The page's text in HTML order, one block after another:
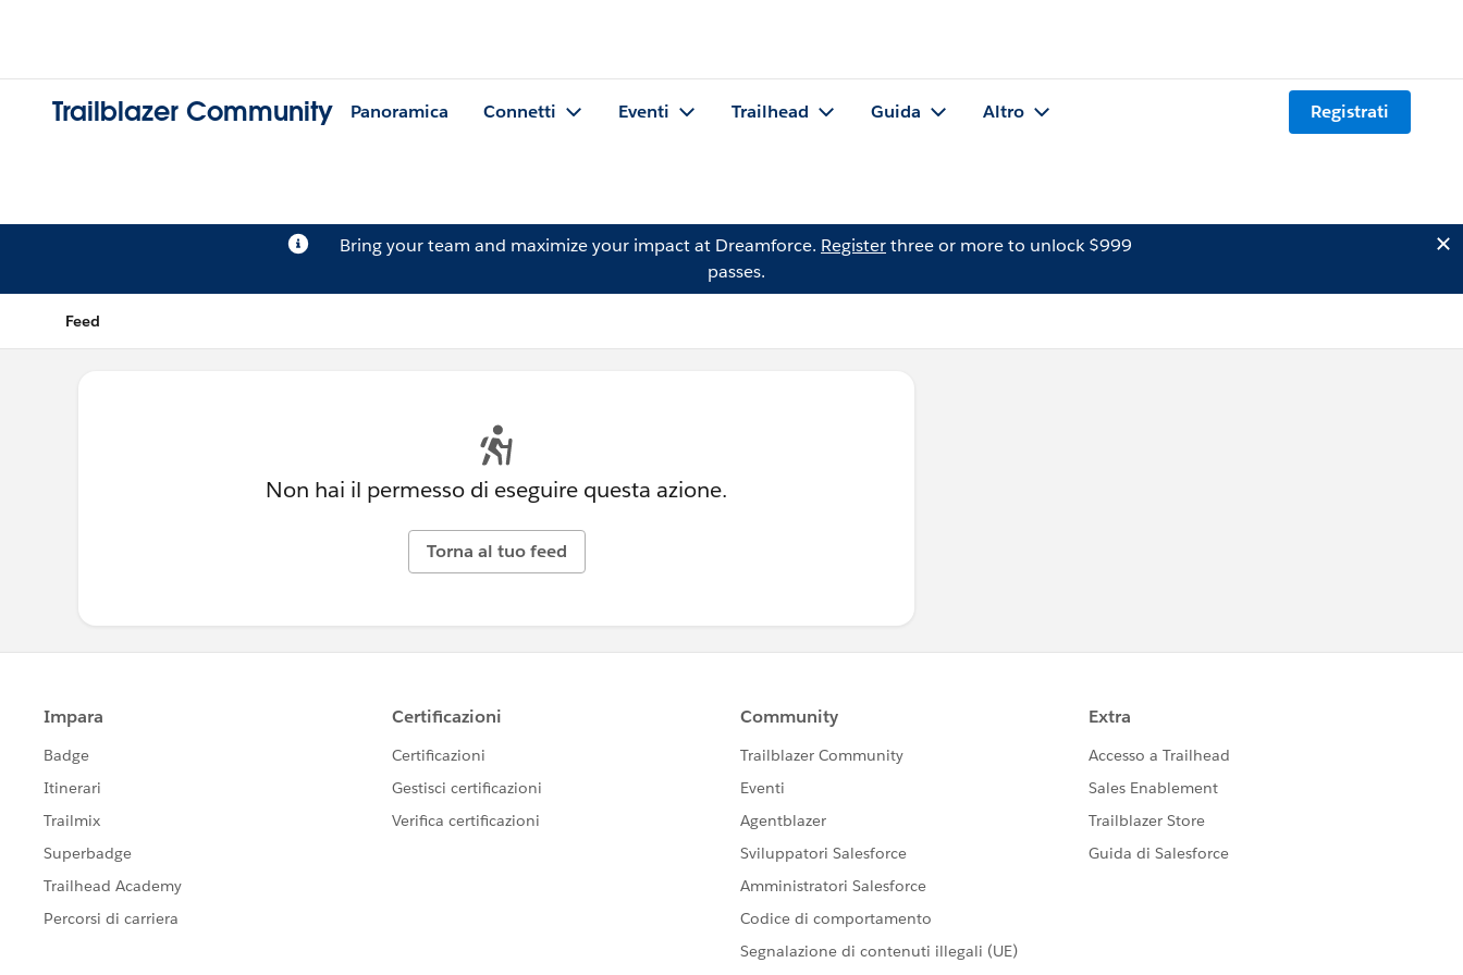
Trailblazer Community Panoramica Connetti Eventi Trailhead Guida Altro Registrati
Bring your team and maximize your impact at Dreamforce. Registerthree or more to unlock $999
passes.
Feed
Non hai il permesso di eseguire questa azione.
Torna al tuo feed